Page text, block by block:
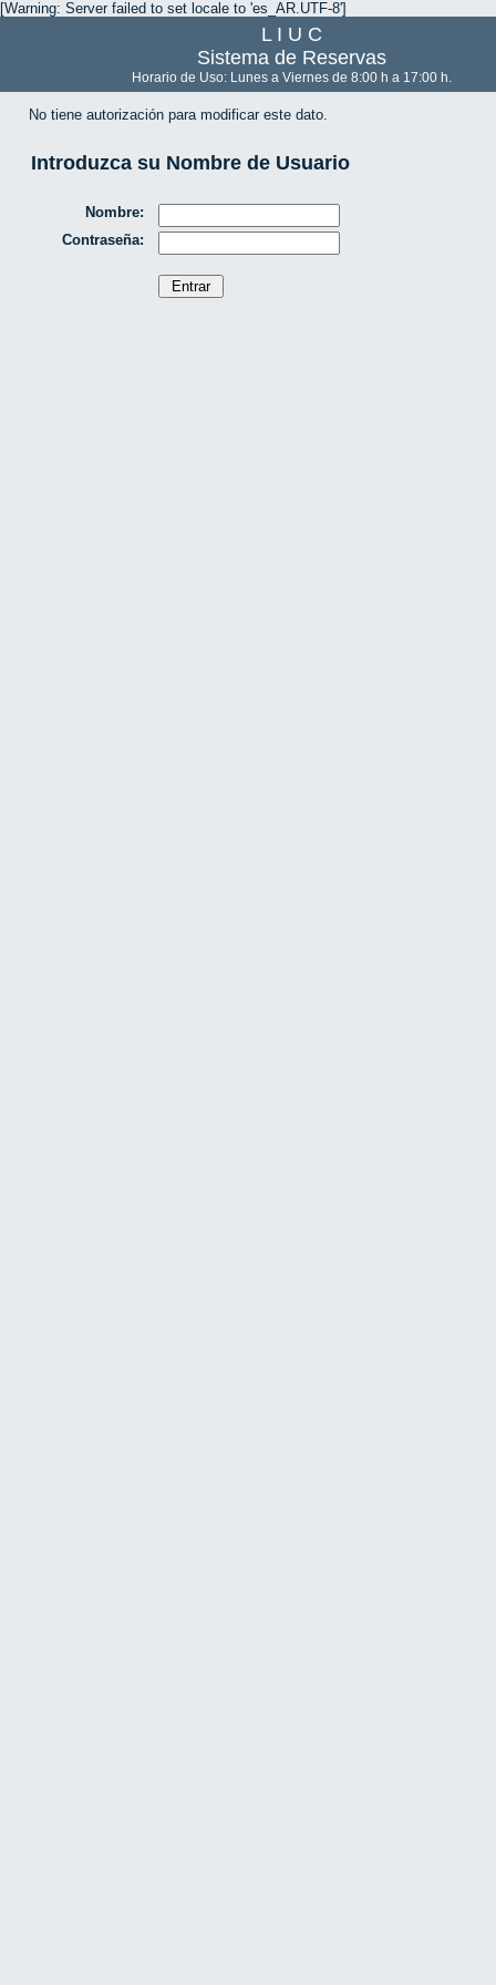
[Warning: Server failed to set locale to 'es_AR.UTF-8']
L I U C
Sistema de Reservas
Horario de Uso: Lunes a Viernes de 8:00 h a 17:00 h.
No tiene autorización para modificar este dato.
Introduzca su Nombre de Usuario
Nombre:
Contraseña: